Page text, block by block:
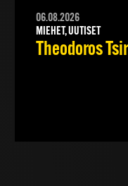
06.08.2026
MIEHET, UUTISET
Theodoros